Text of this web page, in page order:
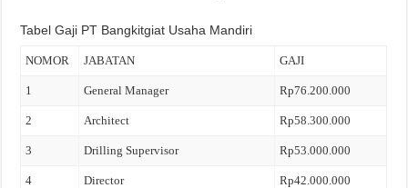
Tabel Gaji PT Bangkitgiat Usaha Mandiri
NOMOR JABATAN GAJI
1 General Manager Rp76.200.000
2 Architect Rp58.300.000
3 Drilling Supervisor Rp53.000.000
4 Director Rp42.000.000